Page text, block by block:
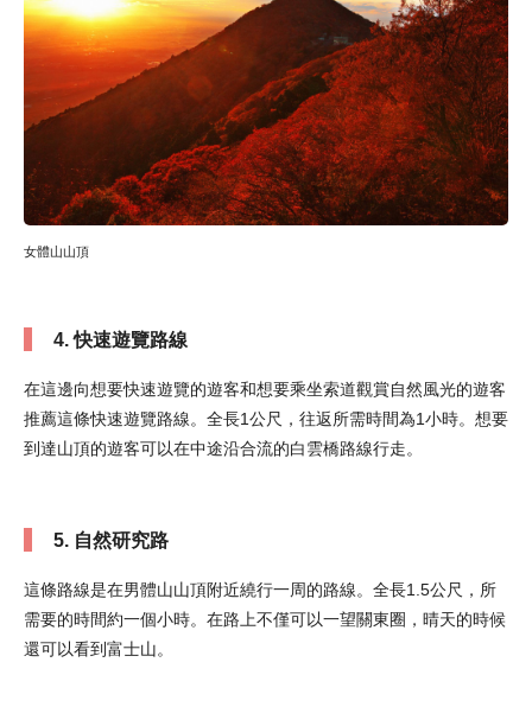
女體山山頂
4. 快速遊覽路線
在這邊向想要快速遊覽的遊客和想要乘坐索道觀賞自然風光的遊客
推薦這條快速遊覽路線。全長1公尺，往返所需時間為1小時。想要
到達山頂的遊客可以在中途沿合流的白雲橋路線行走。
5. 自然研究路
這條路線是在男體山山頂附近繞行一周的路線。全長1.5公尺，所
需要的時間約一個小時。在路上不僅可以一望關東圈，晴天的時候
還可以看到富士山。